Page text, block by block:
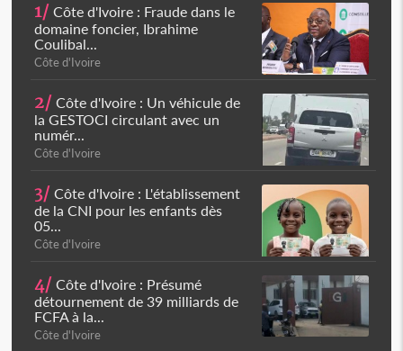
1/ Côte d'Ivoire : Fraude dans le
domaine foncier, Ibrahime
Coulibal...
Côte d'Ivoire
2/ Côte d'Ivoire : Un véhicule de
la GESTOCI circulant avec un
numér...
Côte d'Ivoire
3/ Côte d'Ivoire : L'établissement
de la CNI pour les enfants dès
05...
Côte d'Ivoire
4/ Côte d'Ivoire : Présumé
détournement de 39 milliards de
FCFA à la...
Côte d'Ivoire